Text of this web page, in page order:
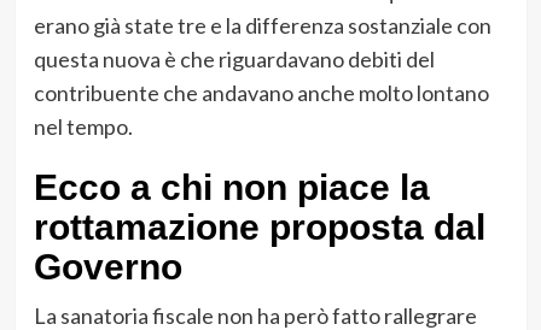
erano già state tre e la differenza sostanziale con
questa nuova è che riguardavano debiti del
contribuente che andavano anche molto lontano
nel tempo.
Ecco a chi non piace la
rottamazione proposta dal
Governo
La sanatoria fiscale non ha però fatto rallegrare